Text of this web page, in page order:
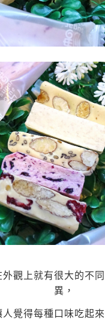
觀上就有很大的不同
異，
人覺得每種口味吃起來